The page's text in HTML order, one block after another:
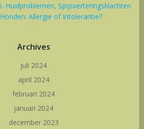
Huidproblemen, Spijsverteringsklachten
Allergie of Intolerantie?
Archives
juli 2024
april 2024
februari 2024
januari 2024
december 2023